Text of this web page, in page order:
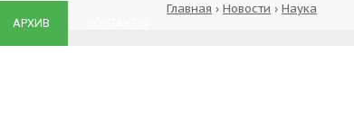
АРХИВ
Главная › Новости › Наука